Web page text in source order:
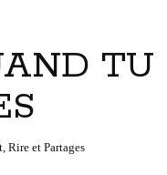
TU
et Partages